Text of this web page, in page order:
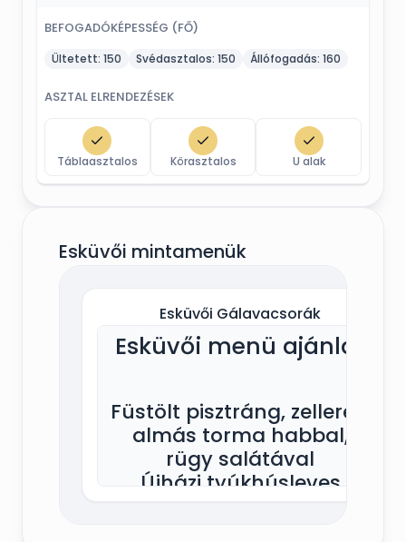
BEFOGADÓKÉPESSÉG (FŐ)
Ültetett: 150 Svédasztalos: 150 Állófogadás: 160
ASZTAL ELRENDEZÉSEK
Táblaasztalos Körasztalos U alak
Esküvői mintamenük
Esküvői Gálavacsorák
Esküvői menü ajánlat
Füstölt pisztráng, zelleres,
almás torma habbal,
rügy salátával
Újházi tyúkhúsleves